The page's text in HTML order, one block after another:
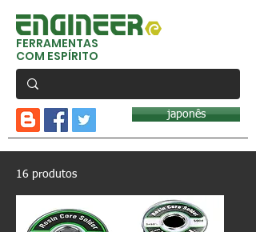
FERRAMENTAS
COM ESPÍRITO
japonês
16 produtos